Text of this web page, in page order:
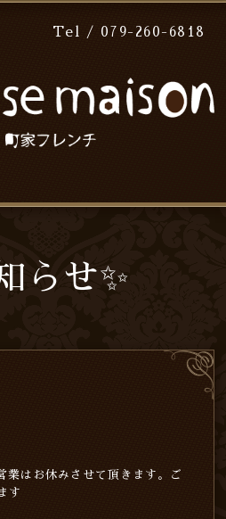
Tel / 079-260-6818
らせ✨
はお休みさせて頂きます。ご
す